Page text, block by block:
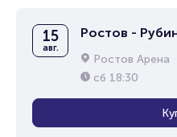
15
авг.
Ростов -
Ростов Арена
сб 18:30